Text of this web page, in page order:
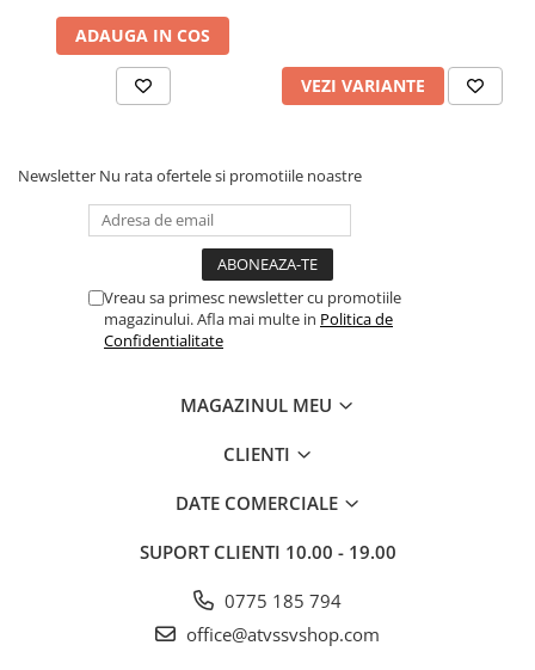
ADAUGA IN COS
VEZI VARIANTE
Newsletter Nu rata ofertele si promotiile noastre
Vreau sa primesc newsletter cu promotiile
magazinului. Afla mai multe in Politica de
Confidentialitate
MAGAZINUL MEU
CLIENTI
DATE COMERCIALE
SUPORT CLIENTI 10.00 - 19.00
0775 185 794
office@atvssvshop.com